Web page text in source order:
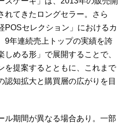
れてきたロングセラー。さら
POSセレクション」におけるカ
9年連続売上トップの実績を誇
しめる形」で展開することで、
を提案するとともに、これまで
認知拡大と購買層の広がりを目
期間が異なる場合あり。一部